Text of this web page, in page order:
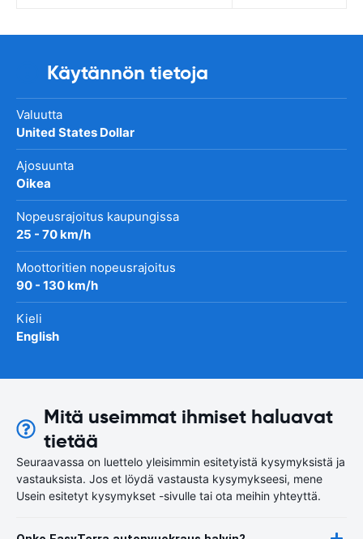
Käytännön tietoja
Valuutta
United States Dollar
Ajosuunta
Oikea
Nopeusrajoitus kaupungissa
25 - 70 km/h
Moottoritien nopeusrajoitus
90 - 130 km/h
Kieli
English
Mitä useimmat ihmiset haluavat
tietää
Seuraavassa on luettelo yleisimmin esitetyistä kysymyksistä ja
vastauksista. Jos et löydä vastausta kysymykseesi, mene
Usein esitetyt kysymykset -sivulle tai ota meihin yhteyttä.